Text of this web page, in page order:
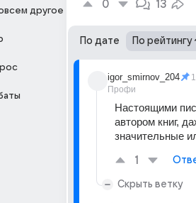
другое 0 13
По дате По рейтингу
igor_smirnov_204
Профи
Настоящими
автором книг,
значительные
1
Скрыть ветку